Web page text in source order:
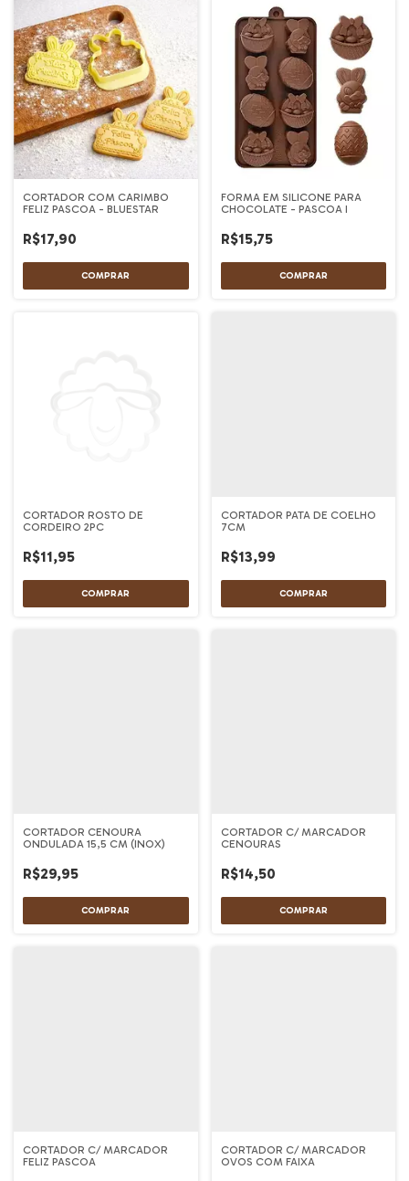
CORTADOR COM CARIMBO
FELIZ PASCOA - BLUESTAR
R$17,90
FORMA EM SILICONE PARA
CHOCOLATE - PASCOA I
R$15,75
CORTADOR ROSTO DE
CORDEIRO 2PC
R$11,95
CORTADOR PATA DE COELHO
7CM
R$13,99
CORTADOR CENOURA
ONDULADA 15,5 CM (INOX)
R$29,95
CORTADOR C/ MARCADOR
CENOURAS
R$14,50
CORTADOR C/ MARCADOR
FELIZ PASCOA
CORTADOR C/ MARCADOR
OVOS COM FAIXA